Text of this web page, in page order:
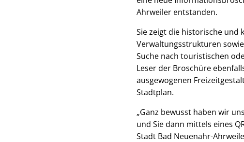
Ahrweiler entstanden.
Sie zeigt die historische und
Verwaltungsstrukturen
Suche nach touristischen
Leser der Broschüre
ausgewogenen
Stadtplan.
„Ganz bewusst haben wir
und Sie dann mittels eines
Stadt Bad Neuenahr-